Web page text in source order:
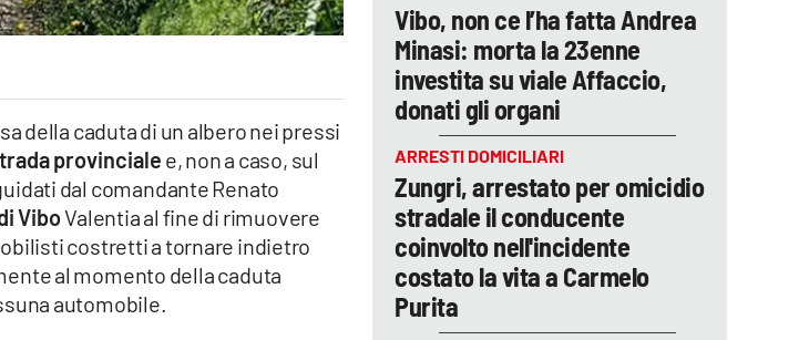
della caduta di un albero nei pressi
provinciale e, non a caso, sul
dal comandante Renato
ViboValentia al fine di rimuovere
costretti a tornare indietro
al momento della caduta
automobile.
Vibo, non ce l’ha fatta Andrea
Minasi: morta la 23enne
investita su viale Affaccio,
donati gli organi
ARRESTI DOMICILIARI
Zungri, arrestato per omicidio
stradale il conducente
coinvolto nell'incidente
costato la vita a Carmelo
Purita